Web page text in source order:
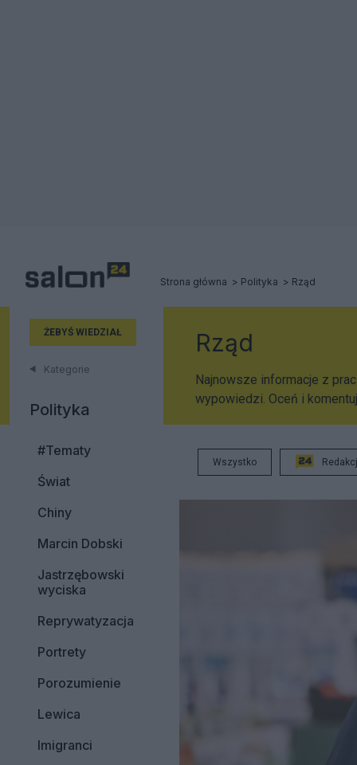
Strona główna Polityka Rząd
ŻEBYŚ WIEDZIAŁ
Kategorie
Polityka
#Tematy
Świat
Chiny
Marcin Dobski
Jastrzębowski
wyciska
Reprywatyzacja
Portrety
Porozumienie
Lewica
Imigranci
Rząd
Najnowsze informacje z
wypowiedzi. Oceń i
Wszystko